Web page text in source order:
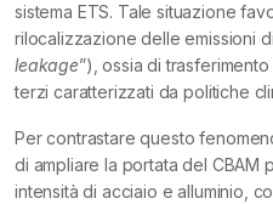
sistema ETS. Tale situazione
rilocalizzazione delle emissioni
leakage”), ossia di
terzi caratterizzati da politiche
Per contrastare questo
di ampliare la portata del CBAM
intensità di acciaio e alluminio,